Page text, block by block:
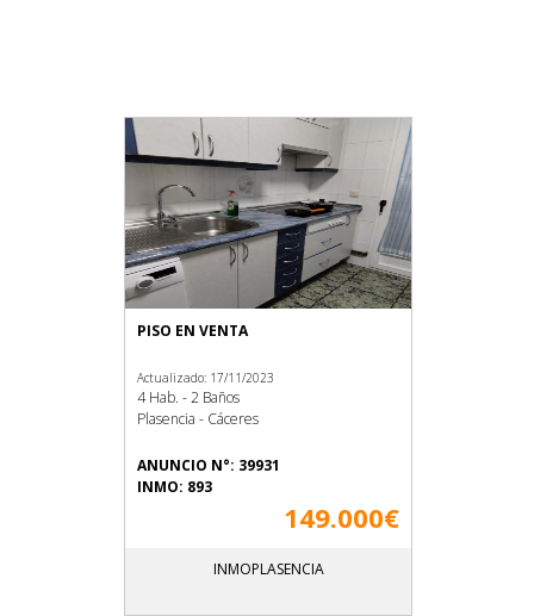
PISO EN VENTA
Actualizado: 17/11/2023
4 Hab. - 2 Baños
Plasencia - Cáceres
ANUNCIO N°: 39931
INMO: 893
149.000€
INMOPLASENCIA